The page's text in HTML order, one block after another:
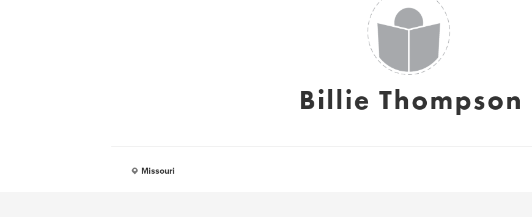
Billie Thompson
Missouri